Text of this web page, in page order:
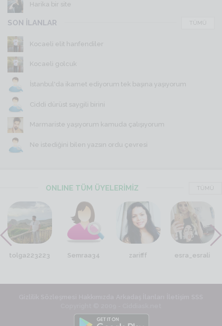
Harika bir site
SON İLANLAR TÜMÜ
Kocaeli elit hanfendiler
Kocaeli golcuk
İstanbul'da ikamet ediyorum tek başına yaşıyorum
Ciddi dürüst saygili birini
Marmariste yaşıyorum kamuda çalışıyorum
Ne istediğini bilen yazsın ordu çevresi
ONLINE TÜM ÜYELERİMİZ TÜMÜ
tolga223223 Semraa34 zarifff esra_esrali